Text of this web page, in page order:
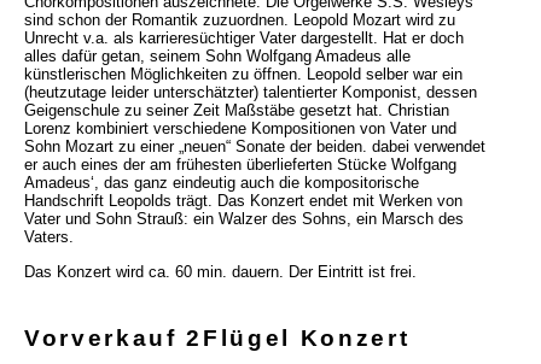
sind schon der Romantik zuzuordnen. Leopold Mozart wird zu
Unrecht v.a. als karrieresüchtiger Vater dargestellt. Hat er doch
alles dafür getan, seinem Sohn Wolfgang Amadeus alle
künstlerischen Möglichkeiten zu öffnen. Leopold selber war ein
(heutzutage leider unterschätzter) talentierter Komponist, dessen
Geigenschule zu seiner Zeit Maßstäbe gesetzt hat. Christian
Lorenz kombiniert verschiedene Kompositionen von Vater und
Sohn Mozart zu einer „neuen“ Sonate der beiden. dabei verwendet
er auch eines der am frühesten überlieferten Stücke Wolfgang
Amadeus‘, das ganz eindeutig auch die kompositorische
Handschrift Leopolds trägt. Das Konzert endet mit Werken von
Vater und Sohn Strauß: ein Walzer des Sohns, ein Marsch des
Vaters.
Das Konzert wird ca. 60 min. dauern. Der Eintritt ist frei.
Vorverkauf 2Flügel Konzert